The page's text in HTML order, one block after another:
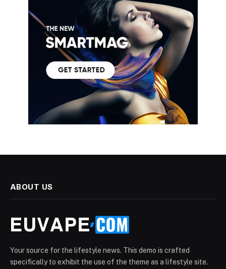
ABOUT US
Your source for the lifestyle news. This demo is crafted
specifically to exhibit the use of the theme as a lifestyle site.